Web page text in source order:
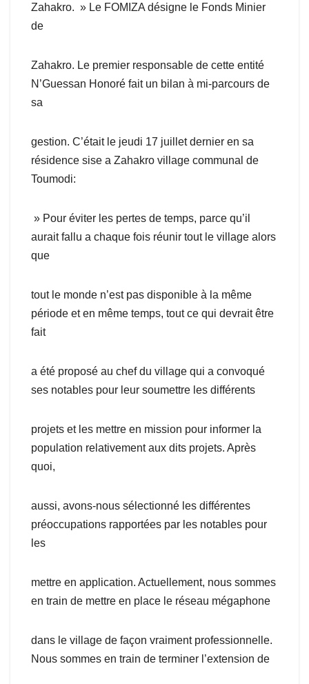
Zahakro. » Le FOMIZA désigne le Fonds Minier
de
Zahakro. Le premier responsable de cette entité
N’Guessan Honoré fait un bilan à mi-parcours de
sa
gestion. C’était le jeudi 17 juillet dernier en sa
résidence sise a Zahakro village communal de
Toumodi:
» Pour éviter les pertes de temps, parce qu’il
aurait fallu a chaque fois réunir tout le village alors
que
tout le monde n’est pas disponible à la même
période et en même temps, tout ce qui devrait être
fait
a été proposé au chef du village qui a convoqué
ses notables pour leur soumettre les différents
projets et les mettre en mission pour informer la
population relativement aux dits projets. Après
quoi,
aussi, avons-nous sélectionné les différentes
préoccupations rapportées par les notables pour
les
mettre en application. Actuellement, nous sommes
en train de mettre en place le réseau mégaphone
dans le village de façon vraiment professionnelle.
Nous sommes en train de terminer l’extension de